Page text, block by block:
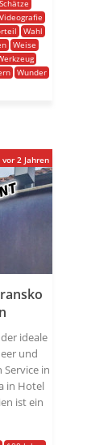
Videografie
Wahl
Weise
Wunder
ideale
und
in
in Hotel
ist ein
vor 2 Jahren